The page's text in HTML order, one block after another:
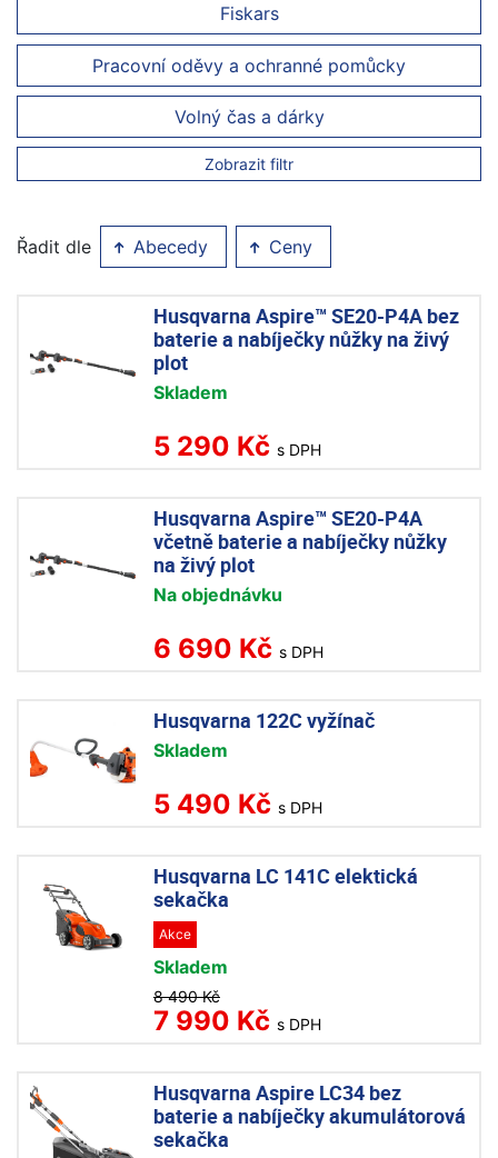
Fiskars
Pracovní oděvy a ochranné pomůcky
Volný čas a dárky
Zobrazit filtr
Řadit dle Abecedy Ceny
Husqvarna Aspire™ SE20-P4A bez
baterie a nabíječky nůžky na živý
plot
Skladem
5 290 Kč s DPH
Husqvarna Aspire™ SE20-P4A
včetně baterie a nabíječky nůžky
na živý plot
Na objednávku
6 690 Kč s DPH
Husqvarna 122C vyžínač
Skladem
5 490 Kč s DPH
Husqvarna LC 141C elektická
sekačka
Akce
Skladem
8 490 Kč
7 990 Kč s DPH
Husqvarna Aspire LC34 bez
baterie a nabíječky akumulátorová
sekačka